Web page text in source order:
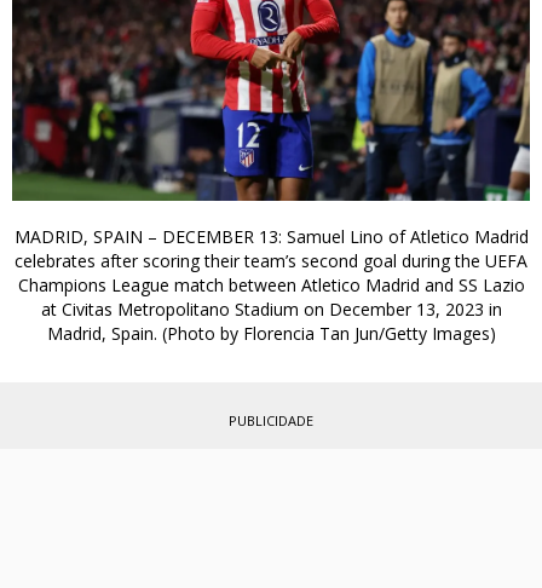
MADRID, SPAIN – DECEMBER 13: Samuel Lino of Atletico Madrid
celebrates after scoring their team’s second goal during the UEFA
Champions League match between Atletico Madrid and SS Lazio
at Civitas Metropolitano Stadium on December 13, 2023 in
Madrid, Spain. (Photo by Florencia Tan Jun/Getty Images)
PUBLICIDADE